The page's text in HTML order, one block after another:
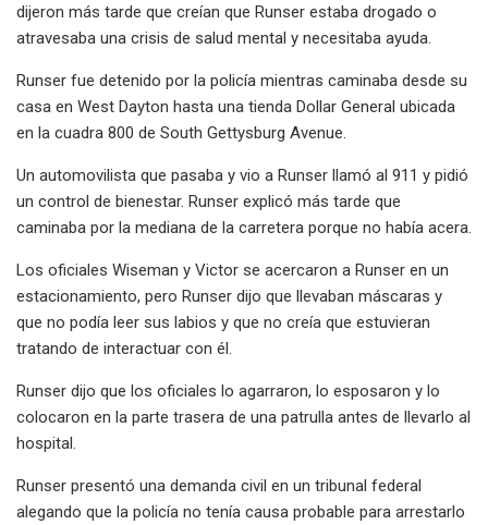
dijeron más tarde que creían que Runser estaba drogado o
atravesaba una crisis de salud mental y necesitaba ayuda.
Runser fue detenido por la policía mientras caminaba desde su
casa en West Dayton hasta una tienda Dollar General ubicada
en la cuadra 800 de South Gettysburg Avenue.
Un automovilista que pasaba y vio a Runser llamó al 911 y pidió
un control de bienestar. Runser explicó más tarde que
caminaba por la mediana de la carretera porque no había acera.
Los oficiales Wiseman y Victor se acercaron a Runser en un
estacionamiento, pero Runser dijo que llevaban máscaras y
que no podía leer sus labios y que no creía que estuvieran
tratando de interactuar con él.
Runser dijo que los oficiales lo agarraron, lo esposaron y lo
colocaron en la parte trasera de una patrulla antes de llevarlo al
hospital.
Runser presentó una demanda civil en un tribunal federal
alegando que la policía no tenía causa probable para arrestarlo